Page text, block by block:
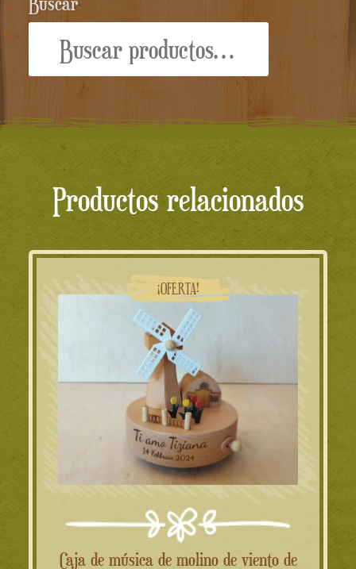
Productos relacionados
¡OFERTA!
Caja de música de molino de viento de